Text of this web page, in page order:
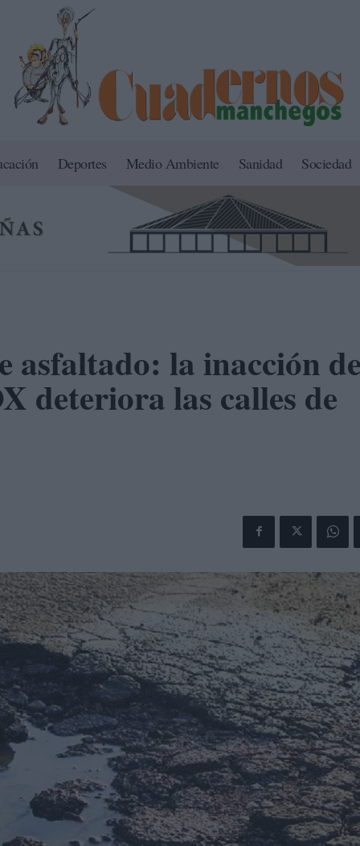
Deportes Medio Ambiente Sanidad Sociedad
asfaltado: la inacción
deteriora las calles de